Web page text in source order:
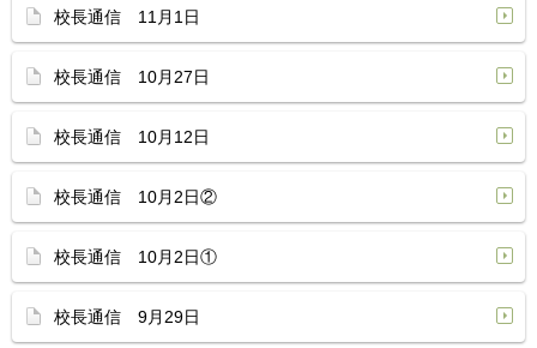
校長通信 11月1日
校長通信 10月27日
校長通信 10月12日
校長通信 10月2日②
校長通信 10月2日①
校長通信 9月29日